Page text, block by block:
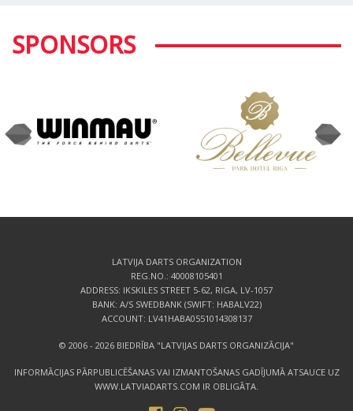
SPONSORS
LATVIJA DARTS ORGANIZATION
REG.NO.: 40008105401
ADDRESS: IKSKILES STREET 5-62, RIGA, LV-1057
BANK: A/S SWEDBANK (SWIFT: HABALV22)
ACCOUNT: LV41HABA0551014308137
© 2006 - 2026 BIEDRĪBA "LATVIJAS DARTS ORGANIZĀCIJA"
INFORMĀCIJAS PĀRPUBLICĒŠANAS VAI IZMANTOŠANAS GADĪJUMĀ ATSAUCE UZ
WWW.LATVIADARTS.COM IR OBLIGĀTA.